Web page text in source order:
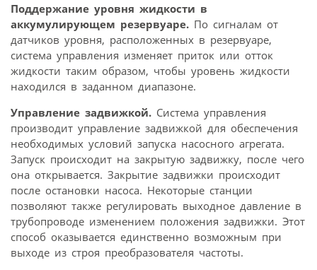
Поддержание уровня жидкости в
аккумулирующем резервуаре. По сигналам от
датчиков уровня, расположенных в резервуаре,
система управления изменяет приток или отток
жидкости таким образом, чтобы уровень жидкости
находился в заданном диапазоне.
Управление задвижкой. Система управления
производит управление задвижкой для обеспечения
необходимых условий запуска насосного агрегата.
Запуск происходит на закрытую задвижку, после чего
она открывается. Закрытие задвижки происходит
после остановки насоса. Некоторые станции
позволяют также регулировать выходное давление в
трубопроводе изменением положения задвижки. Этот
способ оказывается единственно возможным при
выходе из строя преобразователя частоты.